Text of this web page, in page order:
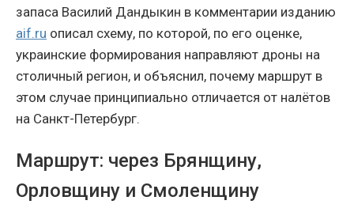
запаса Василий Дандыкин в комментарии изданию
aif.ru описал схему, по которой, по его оценке,
украинские формирования направляют дроны на
столичный регион, и объяснил, почему маршрут в
этом случае принципиально отличается от налётов
на Санкт-Петербург.
Маршрут: через Брянщину,
Орловщину и Смоленщину